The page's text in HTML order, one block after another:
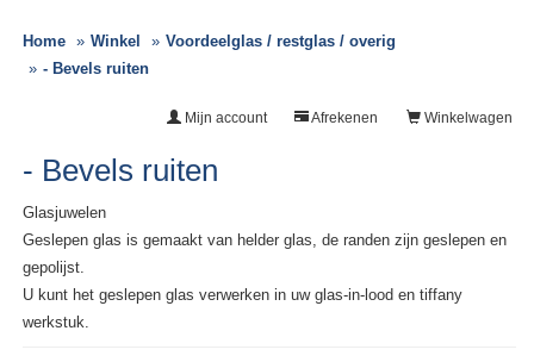
Home Winkel
Voordeelglas / restglas / overig
- Bevels ruiten
Winkelwagen
Afrekenen
Mijn account
- Bevels ruiten
Glasjuwelen
Geslepen glas is gemaakt van helder glas, de randen zijn geslepen en
gepolijst.
U kunt het geslepen glas verwerken in uw glas-in-lood en tiffany
werkstuk.